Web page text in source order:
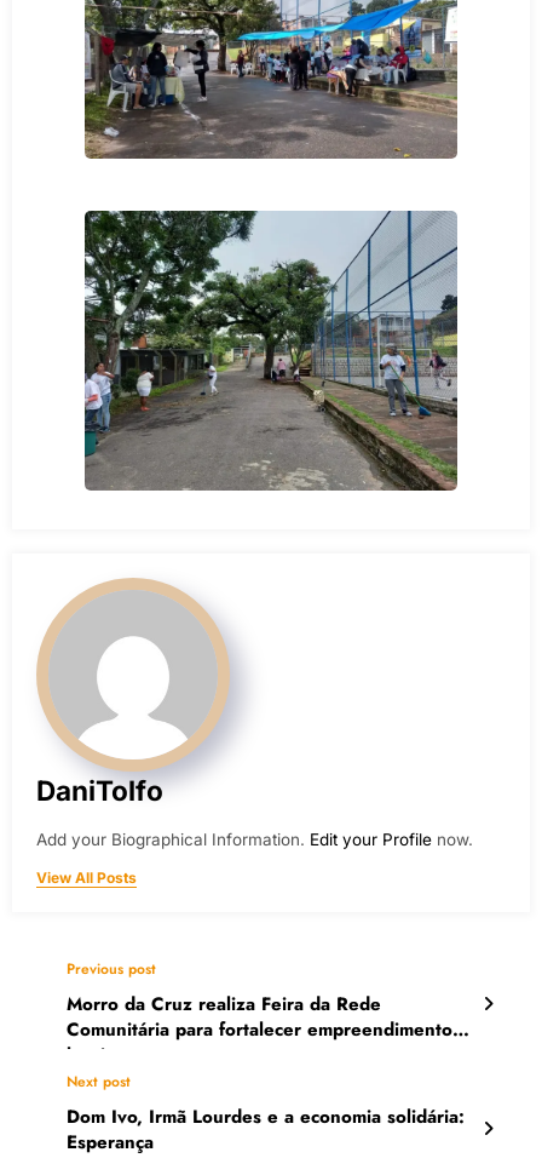
DaniTolfo
Add your Biographical Information. Edit your Profile now.
View All Posts
Previous post
Morro da Cruz realiza Feira da Rede
Comunitária para fortalecer empreendimentos
locais
Next post
Dom Ivo, Irmã Lourdes e a economia solidária:
Esperança